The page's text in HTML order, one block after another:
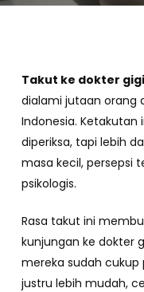
Takut ke dokter gigi
dialami jutaan orang
Indonesia. Ketakutan
diperiksa, tapi lebih
masa kecil, persepsi
psikologis.
Rasa takut ini
kunjungan ke dokter
mereka sudah cukup
justru lebih mudah,